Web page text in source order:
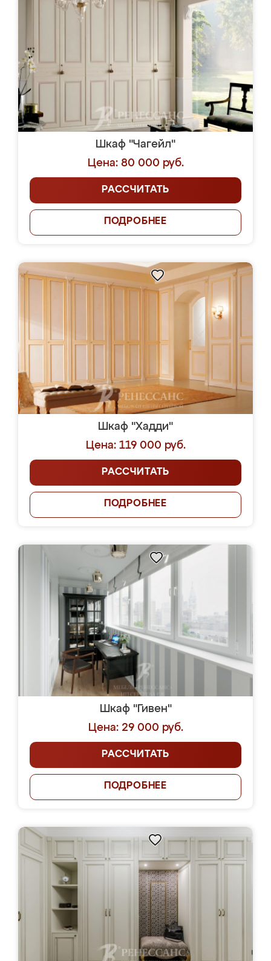
Шкаф "Чагейл"
Цена: 80 000 руб.
РАССЧИТАТЬ
ПОДРОБНЕЕ
Шкаф "Хадди"
Цена: 119 000 руб.
РАССЧИТАТЬ
ПОДРОБНЕЕ
Шкаф "Гивен"
Цена: 29 000 руб.
РАССЧИТАТЬ
ПОДРОБНЕЕ